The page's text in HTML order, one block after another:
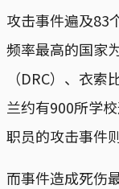
攻击事件遍及83
频率最高的国家
（DRC）、衣
兰约有900所学
职员的攻击事件
而事件造成死伤